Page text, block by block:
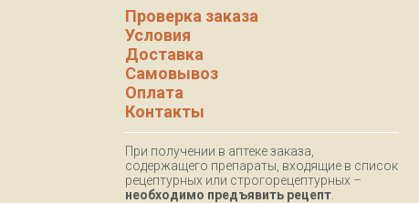
Проверка заказа
Условия
Доставка
Самовывоз
Оплата
Контакты
При получении в аптеке заказа,
содержащего препараты, входящие в список
рецептурных или строгорецептурных –
необходимо предъявить рецепт